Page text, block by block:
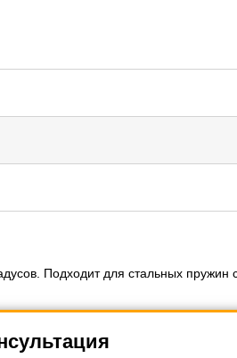
Подходит для стальных пружин